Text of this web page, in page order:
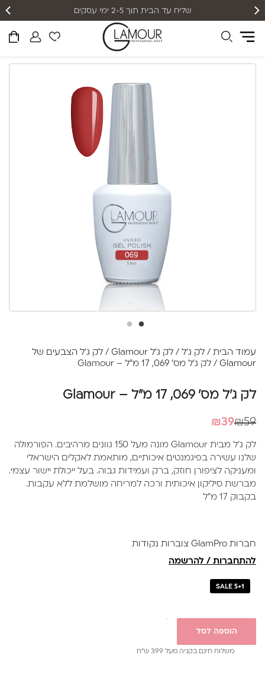
שליח עד הבית תוך 2-5 ימי עסקים
עמוד הבית / לק ג'ל / לק ג'ל Glamour / לק ג'ל הצבעים של
Glamour / לק ג'ל מס' 069, 17 מ"ל – Glamour
לק ג'ל מס' 069, 17 מ"ל – Glamour
₪59
המחיר
היה:
₪59.
₪39
המחיר
הוא:
₪39.
לק ג'ל מבית Glamour מונה מעל 150 גוונים מרהיבים. הפורמולה
שלנו עשירה בפיגמנטים איכותיים, מותאמת לאקלים הישראלי
ומעניקה לציפורן חוזק, ברק ועמידות גבוה. בעל ייכולת יישור עצמי.
מברשת סיליקון איכותית ורכה למריחה מושלמת ללא עקבות.
בקבוק 17 מ"ל
חברות GlamPro צוברות נקודות
להתחברות / להרשמה
SALE 5+1
הוספה לסל
משלוח חינם בקניה מעל 399 ש”ח